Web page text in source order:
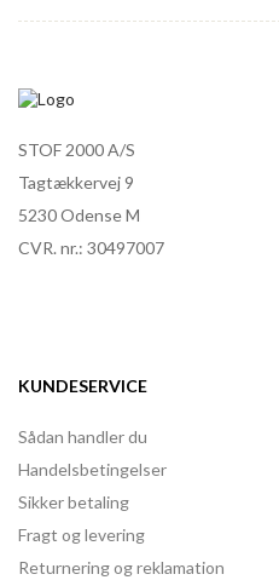
STOF 2000 A/S
Tagtækkervej 9
5230 Odense M
CVR. nr.: 30497007
KUNDESERVICE
Sådan handler du
Handelsbetingelser
Sikker betaling
Fragt og levering
Returnering og reklamation